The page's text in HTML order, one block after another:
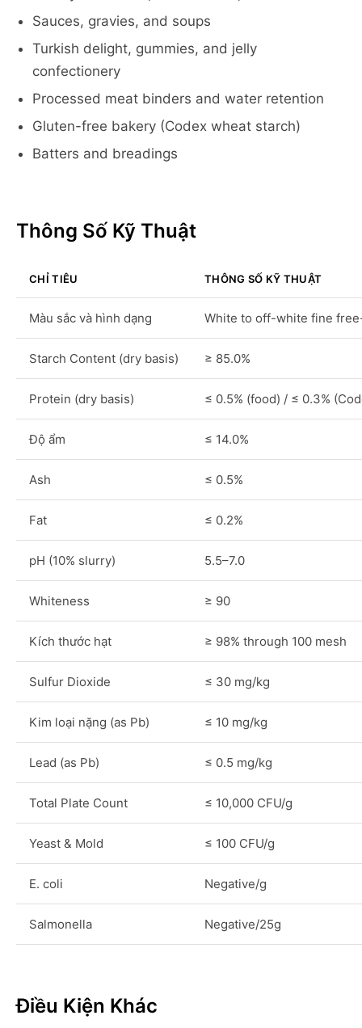
Sauces, gravies, and soups
Turkish delight, gummies, and jelly
confectionery
Processed meat binders and water retention
Gluten-free bakery (Codex wheat starch)
Batters and breadings
Thông Số Kỹ Thuật
CHỈ TIÊU THÔNG SỐ KỸ THUẬT
Màu sắc và hình dạng White to off-white fine
Starch Content (dry basis) ≥ 85.0%
Protein (dry basis) ≤ 0.5% (food) / ≤ 0.3%
Độ ẩm ≤ 14.0%
Ash ≤ 0.5%
Fat ≤ 0.2%
pH (10% slurry) 5.5–7.0
Whiteness ≥ 90
Kích thước hạt ≥ 98% through 100 mesh
Sulfur Dioxide ≤ 30 mg/kg
Kim loại nặng (as Pb) ≤ 10 mg/kg
Lead (as Pb) ≤ 0.5 mg/kg
Total Plate Count ≤ 10,000 CFU/g
Yeast & Mold ≤ 100 CFU/g
E. coli Negative/g
Salmonella Negative/25g
Điều Kiện Khác